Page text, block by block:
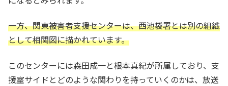
一方、関東被害者支援センターは、西池袋署とは別の組織
として相関図に描かれています。
このセンターには森田成一と根本真紀が所属しており、支
援室サイドとどのような関わりを持っていくのかは、放送